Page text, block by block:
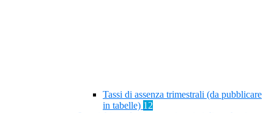
Tassi di assenza trimestrali (da pubblicare
in tabelle) 12